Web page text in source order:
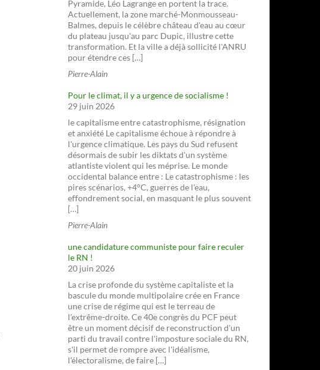
Pyramide, Léo Lagrange en portent la trace.
Actuellement, la zone marché-Monmousseau-
Balmes, depuis le célèbre château d'eau au cœur
du plateau jusqu'au parc Dupic, illustre cette
transformation. Et la ville a déjà sollicité l'ANRU
pour étendre ces […]
Pierre-Alain
Pour le climat, il y a urgence de socialisme !
29 juin 2026
le capitalisme entre catastrophisme, résignation
et anxiété Le capitalisme échoue à répondre à
l'urgence climatique. Les pays du Sud refusent
désormais de subir les diktats d'un système
atlantiste violent qui les méprise. Le monde
occidental balance entre : Le catastrophisme : les
pires scénarios, +4°C, guerres de l'eau,
effondrement social, en masquant le plus souvent
[…]
Pierre-Alain
une candidature communiste pour faire reculer
le RN !
20 juin 2026
La crise profonde du système capitaliste et la
bascule du monde multipolaire crée en France
une crise de régime qui est le terreau de
l'extrême-droite. Ce 40e congrès du PCF peut
être un moment décisif de reconstruction d'un
parti du travail contre l'imposture sociale du RN,
s'il permet de rompre avec l'idéalisme,
l'électoralisme, de faire […]